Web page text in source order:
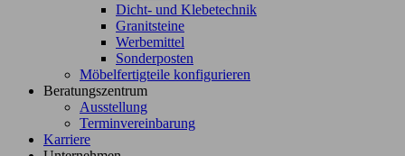
Dicht- und Klebetechnik
Granitsteine
Werbemittel
Sonderposten
Möbelfertigteile konfigurieren
Beratungszentrum
Ausstellung
Terminvereinbarung
Karriere